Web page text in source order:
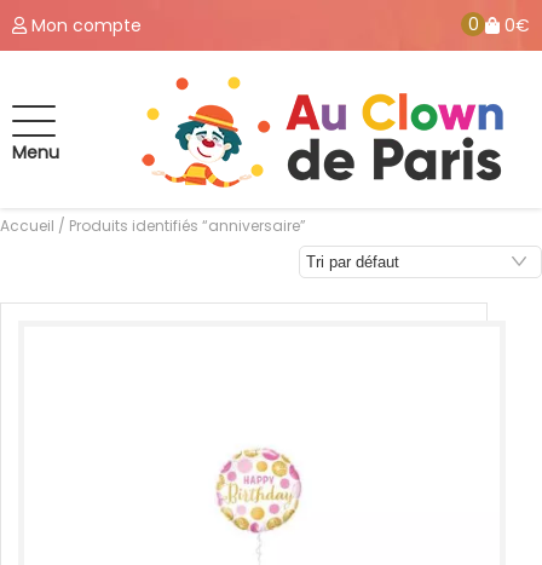
Mon compte 0 0€
Menu
Accueil / Produits identifiés “anniversaire”